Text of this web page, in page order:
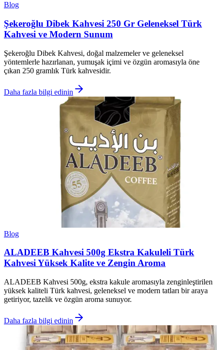
Blog
Şekeroğlu Dibek Kahvesi 250 Gr Geleneksel Türk
Kahvesi ve Modern Sunum
Şekeroğlu Dibek Kahvesi, doğal malzemeler ve geleneksel
yöntemlerle hazırlanan, yumuşak içimi ve özgün aromasıyla öne
çıkan 250 gramlık Türk kahvesidir.
Daha fazla bilgi edinin
Blog
ALADEEB Kahvesi 500g Ekstra Kakuleli Türk
Kahvesi Yüksek Kalite ve Zengin Aroma
ALADEEB Kahvesi 500g, ekstra kakule aromasıyla zenginleştirilen
yüksek kaliteli Türk kahvesi, geleneksel ve modern tatları bir araya
getiriyor, tazelik ve özgün aroma sunuyor.
Daha fazla bilgi edinin